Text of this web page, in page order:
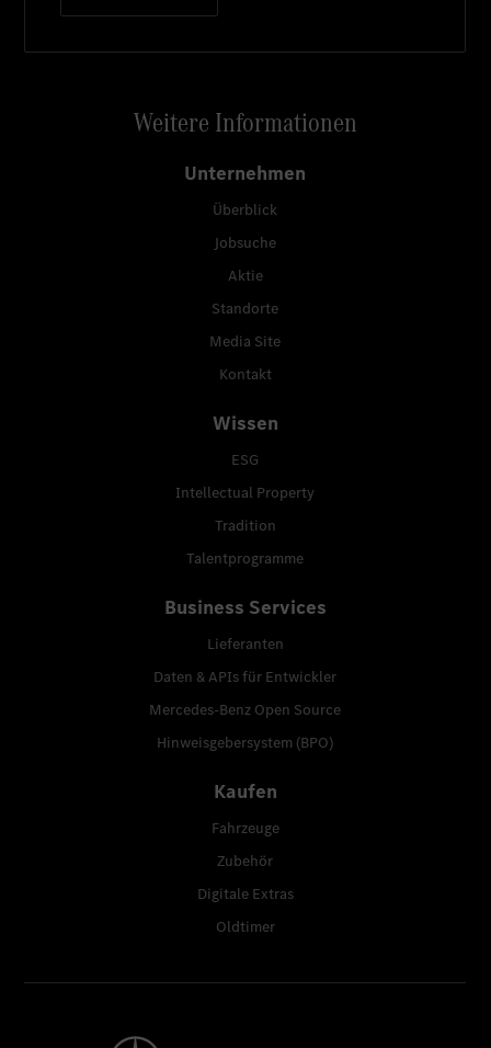
Weitere Informationen
Unternehmen
Überblick
Jobsuche
Aktie
Standorte
Media Site
Kontakt
Wissen
ESG
Intellectual Property
Tradition
Talentprogramme
Business Services
Lieferanten
Daten & APIs für Entwickler
Mercedes-Benz Open Source
Hinweisgebersystem (BPO)
Kaufen
Fahrzeuge
Zubehör
Digitale Extras
Oldtimer